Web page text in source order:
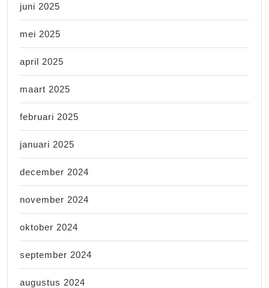
juni 2025
mei 2025
april 2025
maart 2025
februari 2025
januari 2025
december 2024
november 2024
oktober 2024
september 2024
augustus 2024